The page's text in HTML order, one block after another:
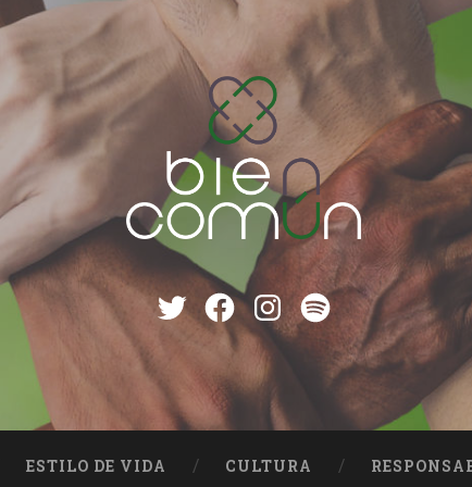
TwitterFacebook
instagram
Spotify
ESTILO DE VIDA CULTURA